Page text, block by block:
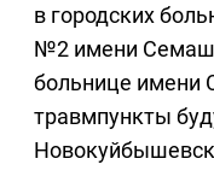
в городских
№2 имени
больнице имени
травмпункты